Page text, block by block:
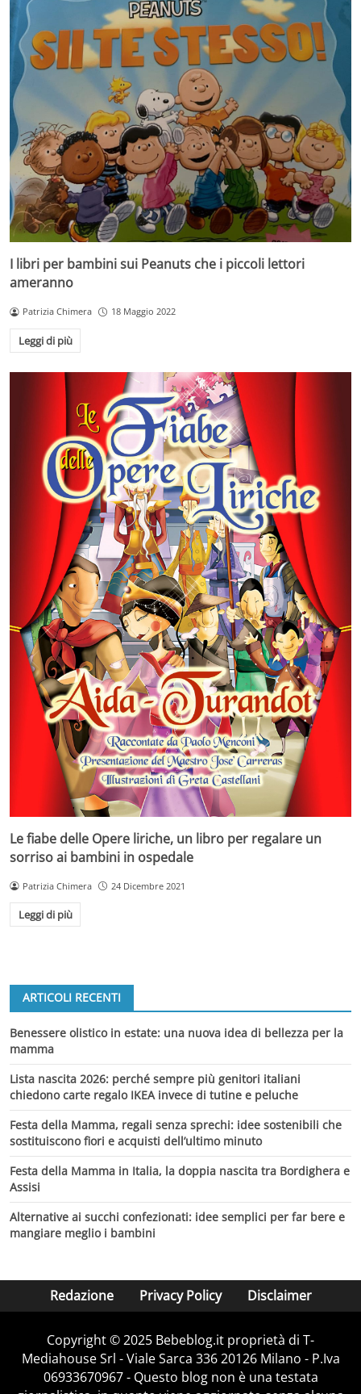
I libri per bambini sui Peanuts che i piccoli lettori
ameranno
Patrizia Chimera 18 Maggio 2022
Leggi di più
Le fiabe delle Opere liriche, un libro per regalare un
sorriso ai bambini in ospedale
Patrizia Chimera 24 Dicembre 2021
Leggi di più
ARTICOLI RECENTI
Benessere olistico in estate: una nuova idea di bellezza per la
mamma
Lista nascita 2026: perché sempre più genitori italiani
chiedono carte regalo IKEA invece di tutine e peluche
Festa della Mamma, regali senza sprechi: idee sostenibili che
sostituiscono fiori e acquisti dell’ultimo minuto
Festa della Mamma in Italia, la doppia nascita tra Bordighera e
Assisi
Alternative ai succhi confezionati: idee semplici per far bere e
mangiare meglio i bambini
Redazione Privacy Policy Disclaimer
Copyright © 2025 Bebeblog.it proprietà di T-
Mediahouse Srl - Viale Sarca 336 20126 Milano - P.Iva
06933670967 - Questo blog non è una testata